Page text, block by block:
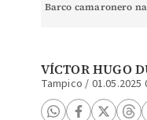
Barco camaronero
VÍCTOR HUGO
Tampico / 01.05.2025